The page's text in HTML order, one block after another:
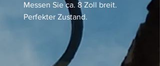
Messen Sie ca. 8 Zoll breit.
Perfekter Zustand.